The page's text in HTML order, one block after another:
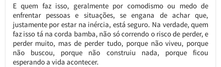
E quem faz isso, geralmente por comodismo ou medo de
enfrentar pessoas e situações, se engana de achar que,
justamente por estar na inércia, está seguro. Na verdade, quem
faz isso tá na corda bamba, não só correndo o risco de perder, e
perder muito, mas de perder tudo, porque não viveu, porque
não buscou, porque não construiu nada, porque ficou
esperando a vida acontecer.